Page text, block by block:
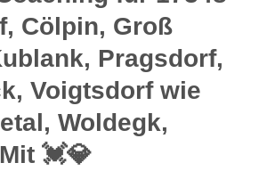
Cölpin, Groß
Pragsdorf,
Voigtsdorf wie
Woldegk,
💓️💎